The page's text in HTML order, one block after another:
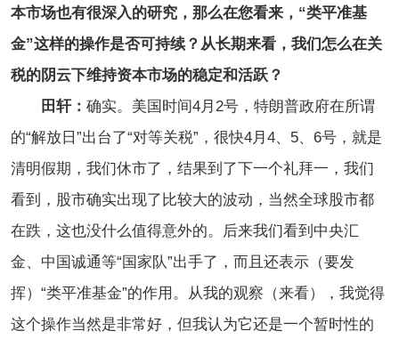
本市场也有很深入的研究，那么在您看来，“类平准基
金”这样的操作是否可持续？从长期来看，我们怎么在关
税的阴云下维持资本市场的稳定和活跃？
田轩： 确实。美国时间4月2号，特朗普政府在所谓
的“解放日”出台了“对等关税”，很快4月4、5、6号，就是
清明假期，我们休市了，结果到了下一个礼拜一，我们
看到，股市确实出现了比较大的波动，当然全球股市都
在跌，这也没什么值得意外的。后来我们看到中央汇
金、中国诚通等“国家队”出手了，而且还表示（要发
挥）“类平准基金”的作用。从我的观察（来看），我觉得
这个操作当然是非常好，但我认为它还是一个暂时性的